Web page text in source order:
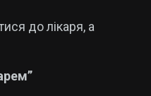
до лікаря, а